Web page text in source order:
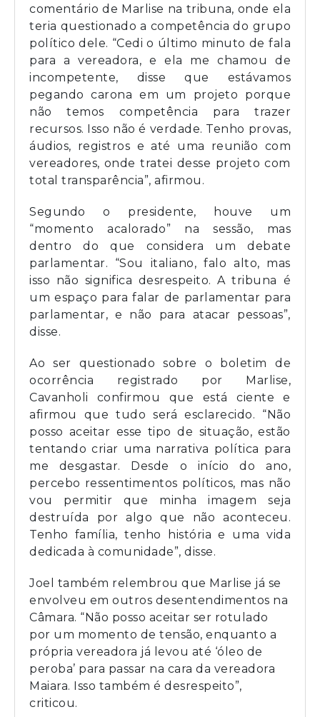
comentário de Marlise na tribuna, onde ela
teria questionado a competência do grupo
político dele. “Cedi o último minuto de fala
para a vereadora, e ela me chamou de
incompetente, disse que estávamos
pegando carona em um projeto porque
não temos competência para trazer
recursos. Isso não é verdade. Tenho provas,
áudios, registros e até uma reunião com
vereadores, onde tratei desse projeto com
total transparência”, afirmou.
Segundo o presidente, houve um
“momento acalorado” na sessão, mas
dentro do que considera um debate
parlamentar. “Sou italiano, falo alto, mas
isso não significa desrespeito. A tribuna é
um espaço para falar de parlamentar para
parlamentar, e não para atacar pessoas”,
disse.
Ao ser questionado sobre o boletim de
ocorrência registrado por Marlise,
Cavanholi confirmou que está ciente e
afirmou que tudo será esclarecido. “Não
posso aceitar esse tipo de situação, estão
tentando criar uma narrativa política para
me desgastar. Desde o início do ano,
percebo ressentimentos políticos, mas não
vou permitir que minha imagem seja
destruída por algo que não aconteceu.
Tenho família, tenho história e uma vida
dedicada à comunidade”, disse.
Joel também relembrou que Marlise já se
envolveu em outros desentendimentos na
Câmara. “Não posso aceitar ser rotulado
por um momento de tensão, enquanto a
própria vereadora já levou até ‘óleo de
peroba’ para passar na cara da vereadora
Maiara. Isso também é desrespeito”,
criticou.